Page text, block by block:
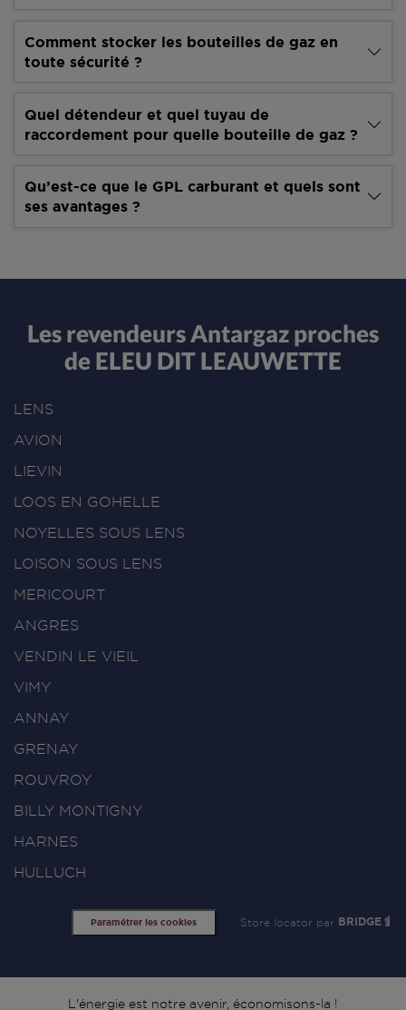
Comment stocker les bouteilles de gaz en
toute sécurité ?
Quel détendeur et quel tuyau de
raccordement pour quelle bouteille de gaz ?
Qu’est-ce que le GPL carburant et quels sont
ses avantages ?
Les revendeurs Antargaz proches
de ELEU DIT LEAUWETTE
LENS
AVION
LIEVIN
LOOS EN GOHELLE
NOYELLES SOUS LENS
LOISON SOUS LENS
MERICOURT
ANGRES
VENDIN LE VIEIL
VIMY
ANNAY
GRENAY
ROUVROY
BILLY MONTIGNY
HARNES
HULLUCH
Paramétrer les cookies Store locator par BRIDGE
L'énergie est notre avenir, économisons-la !